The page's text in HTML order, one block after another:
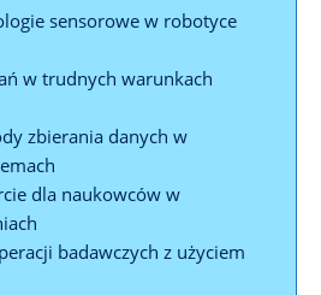
sensorowe w⁢ robotyce
‌w trudnych warunkach
zbierania ‌danych w
dla naukowców w
badawczych z użyciem